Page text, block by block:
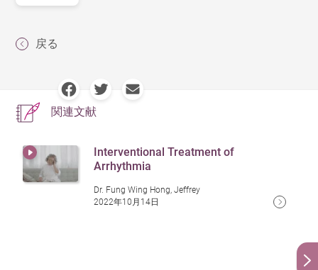
戻る
関連文献
Interventional Treatment of
Arrhythmia
Dr. Fung Wing Hong, Jeffrey
2022年10月14日